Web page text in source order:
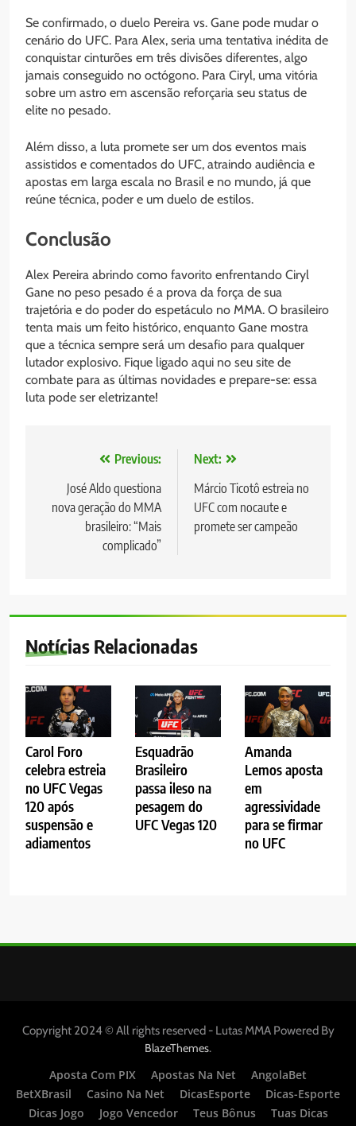
Se confirmado, o duelo Pereira vs. Gane pode mudar o
cenário do UFC. Para Alex, seria uma tentativa inédita de
conquistar cinturões em três divisões diferentes, algo
jamais conseguido no octógono. Para Ciryl, uma vitória
sobre um astro em ascensão reforçaria seu status de
elite no pesado.
Além disso, a luta promete ser um dos eventos mais
assistidos e comentados do UFC, atraindo audiência e
apostas em larga escala no Brasil e no mundo, já que
reúne técnica, poder e um duelo de estilos.
Conclusão
Alex Pereira abrindo como favorito enfrentando Ciryl
Gane no peso pesado é a prova da força de sua
trajetória e do poder do espetáculo no MMA. O brasileiro
tenta mais um feito histórico, enquanto Gane mostra
que a técnica sempre será um desafio para qualquer
lutador explosivo. Fique ligado aqui no seu site de
combate para as últimas novidades e prepare-se: essa
luta pode ser eletrizante!
Navegação
Post
Previous:
José Aldo questiona
nova geração do MMA
brasileiro: “Mais
complicado”
Next:
Márcio Ticotô estreia no
UFC com nocaute e
promete ser campeão
Notícias Relacionadas
Carol Foro
celebra estreia
no UFC Vegas
120 após
suspensão e
adiamentos
Esquadrão
Brasileiro
passa ileso na
pesagem do
UFC Vegas 120
Amanda
Lemos aposta
em
agressividade
para se firmar
no UFC
Copyright 2024 © All rights reserved - Lutas MMA Powered By
BlazeThemes.
Aposta Com PIX
Apostas Na Net
AngolaBet
BetXBrasil
Casino Na Net DicasEsporte
Dicas-Esporte
Dicas Jogo
Jogo Vencedor Teus Bônus
Tuas Dicas